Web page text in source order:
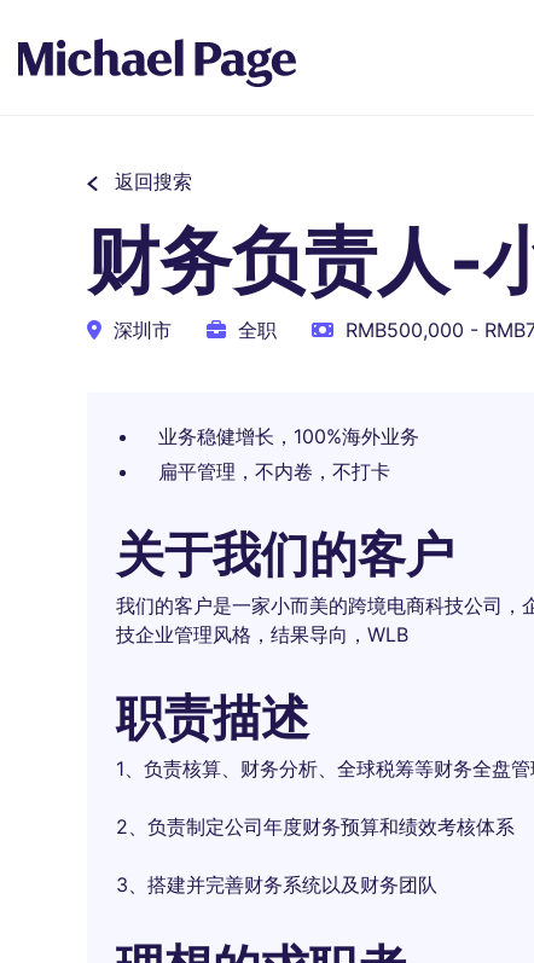
返回搜索
财务负责人-
深圳市 全职 RMB500,000 -
业务稳健增长，100%海外业务
扁平管理，不内卷，不打卡
关于我们的客户
我们的客户是一家小而美的跨境电商科技公司
技企业管理风格，结果导向，WLB
职责描述
1、负责核算、财务分析、全球税筹等财务全盘管
2、负责制定公司年度财务预算和绩效考核体系
3、搭建并完善财务系统以及财务团队